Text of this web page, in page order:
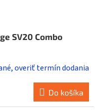
SV20 Combo
overiť termín dodania
Do košíka